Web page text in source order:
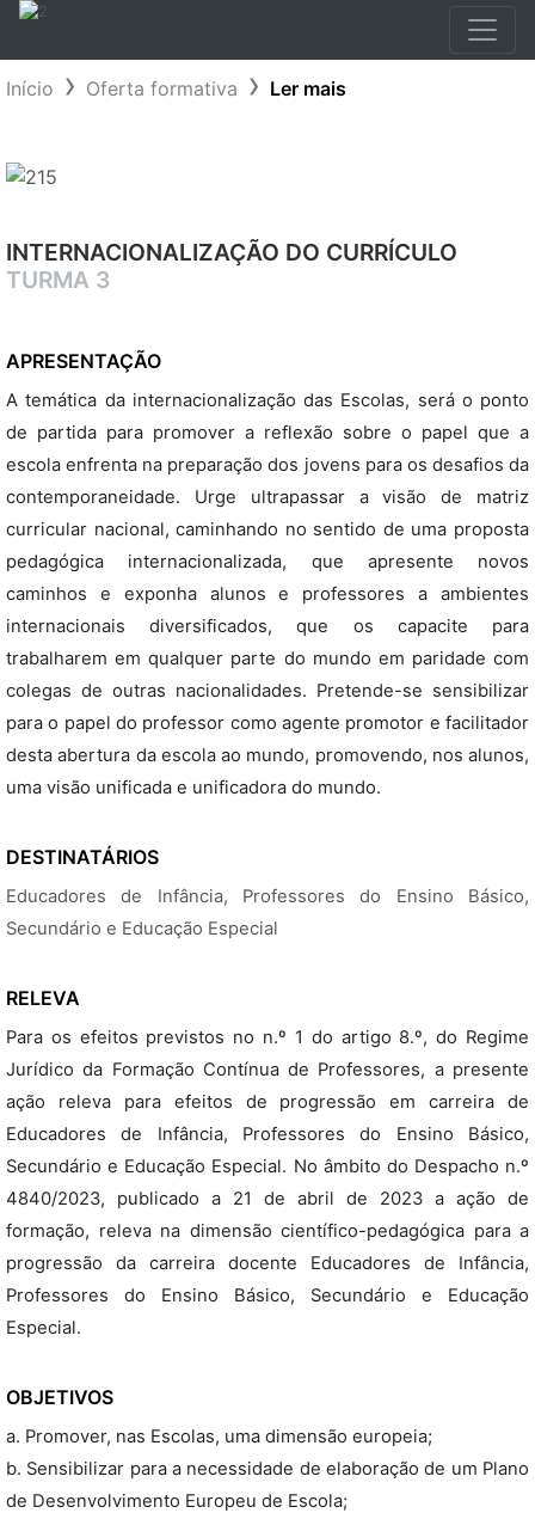
Início Oferta formativa Ler mais
INTERNACIONALIZAÇÃO DO CURRÍCULO
TURMA 3
APRESENTAÇÃO
A temática da internacionalização das Escolas, será o ponto
de partida para promover a reflexão sobre o papel que a
escola enfrenta na preparação dos jovens para os desafios da
contemporaneidade. Urge ultrapassar a visão de matriz
curricular nacional, caminhando no sentido de uma proposta
pedagógica internacionalizada, que apresente novos
caminhos e exponha alunos e professores a ambientes
internacionais diversificados, que os capacite para
trabalharem em qualquer parte do mundo em paridade com
colegas de outras nacionalidades. Pretende-se sensibilizar
para o papel do professor como agente promotor e facilitador
desta abertura da escola ao mundo, promovendo, nos alunos,
uma visão unificada e unificadora do mundo.
DESTINATÁRIOS
Educadores de Infância, Professores do Ensino Básico,
Secundário e Educação Especial
RELEVA
Para os efeitos previstos no n.º 1 do artigo 8.º, do Regime
Jurídico da Formação Contínua de Professores, a presente
ação releva para efeitos de progressão em carreira de
Educadores de Infância, Professores do Ensino Básico,
Secundário e Educação Especial. No âmbito do Despacho n.º
4840/2023, publicado a 21 de abril de 2023 a ação de
formação, releva na dimensão científico-pedagógica para a
progressão da carreira docente Educadores de Infância,
Professores do Ensino Básico, Secundário e Educação
Especial.
OBJETIVOS
a. Promover, nas Escolas, uma dimensão europeia;
b. Sensibilizar para a necessidade de elaboração de um Plano
de Desenvolvimento Europeu de Escola;